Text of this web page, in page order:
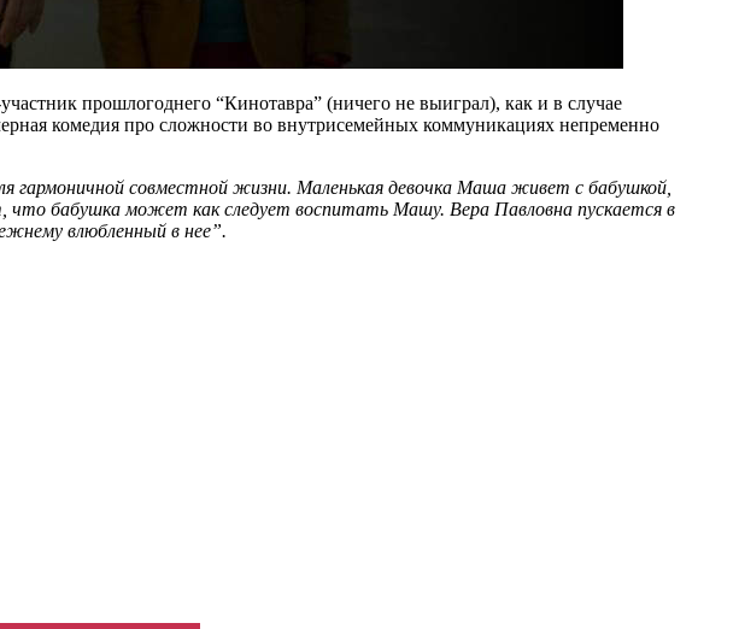
прошлогоднего “Кинотавра” (ничего не выиграл), как и в случае
комедия про сложности во внутрисемейных коммуникациях непременно
гармоничной совместной жизни. Маленькая девочка Маша живет с бабушкой,
бабушка может как следует воспитать Машу. Вера Павловна пускается в
влюбленный в нее”.